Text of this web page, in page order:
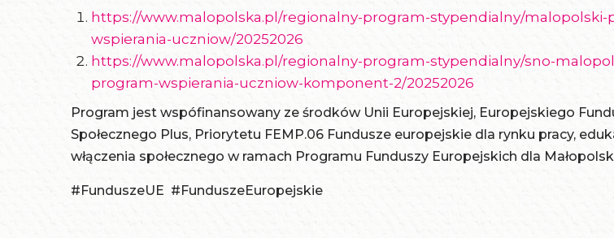
https://www.malopolska.pl/regionalny-program-stypendialny/malopolski-
wspierania-uczniow/20252026
https://www.malopolska.pl/regionalny-program-stypendialny/sno-
program-wspierania-uczniow-komponent-2/20252026
Program jest wspófinansowany ze środków Unii Europejskiej, Europejskiego
Społecznego Plus, Priorytetu FEMP.06 Fundusze europejskie dla rynku pracy,
włączenia społecznego w ramach Programu Funduszy Europejskich dla
#FunduszeUE #FunduszeEuropejskie